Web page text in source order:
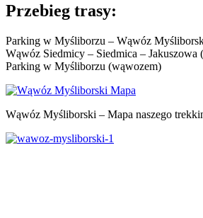
Przebieg trasy:
Parking w Myśliborzu – Wąwóz
Wąwóz Siedmicy – Siedmica – Jakuszowa
Parking w Myśliborzu (wąwozem)
Wąwóz Myśliborski – Mapa naszego